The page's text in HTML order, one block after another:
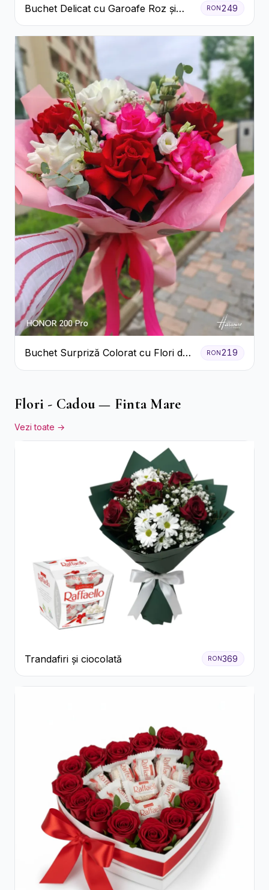
Buchet Delicat cu Garoafe Roz și
Crizanteme Albe
RON249
Buchet Surpriză Colorat cu Flori de
Sezon
RON219
Flori - Cadou — Finta Mare
Vezi toate →
Trandafiri și ciocolată RON369